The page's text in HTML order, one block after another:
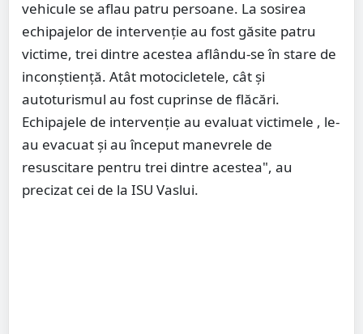
vehicule se aflau patru persoane. La sosirea
echipajelor de intervenție au fost găsite patru
victime, trei dintre acestea aflându-se în stare de
inconștiență. Atât motocicletele, cât și
autoturismul au fost cuprinse de flăcări.
Echipajele de intervenție au evaluat victimele , le-
au evacuat și au început manevrele de
resuscitare pentru trei dintre acestea", au
precizat cei de la ISU Vaslui.